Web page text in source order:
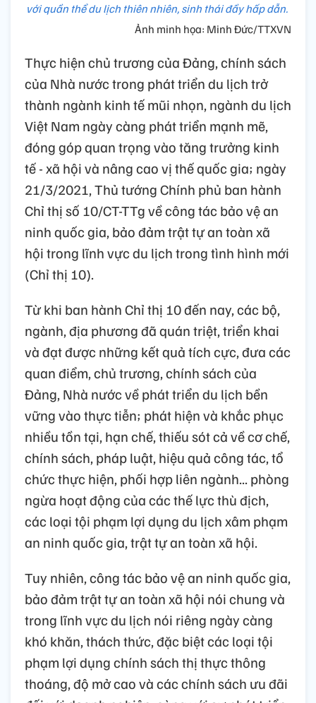
với quần thể du lịch thiên nhiên, sinh thái đầy hấp dẫn.
Ảnh minh họa: Minh Đức/TTXVN
Thực hiện chủ trương của Đảng, chính sách
của Nhà nước trong phát triển du lịch trở
thành ngành kinh tế mũi nhọn, ngành du lịch
Việt Nam ngày càng phát triển mạnh mẽ,
đóng góp quan trọng vào tăng trưởng kinh
tế - xã hội và nâng cao vị thế quốc gia; ngày
21/3/2021, Thủ tướng Chính phủ ban hành
Chỉ thị số 10/CT-TTg về công tác bảo vệ an
ninh quốc gia, bảo đảm trật tự an toàn xã
hội trong lĩnh vực du lịch trong tình hình mới
(Chỉ thị 10).
Từ khi ban hành Chỉ thị 10 đến nay, các bộ,
ngành, địa phương đã quán triệt, triển khai
và đạt được những kết quả tích cực, đưa các
quan điểm, chủ trương, chính sách của
Đảng, Nhà nước về phát triển du lịch bền
vững vào thực tiễn; phát hiện và khắc phục
nhiều tồn tại, hạn chế, thiếu sót cả về cơ chế,
chính sách, pháp luật, hiệu quả công tác, tổ
chức thực hiện, phối hợp liên ngành... phòng
ngừa hoạt động của các thế lực thù địch,
các loại tội phạm lợi dụng du lịch xâm phạm
an ninh quốc gia, trật tự an toàn xã hội.
Tuy nhiên, công tác bảo vệ an ninh quốc gia,
bảo đảm trật tự an toàn xã hội nói chung và
trong lĩnh vực du lịch nói riêng ngày càng
khó khăn, thách thức, đặc biệt các loại tội
phạm lợi dụng chính sách thị thực thông
thoáng, độ mở cao và các chính sách ưu đãi